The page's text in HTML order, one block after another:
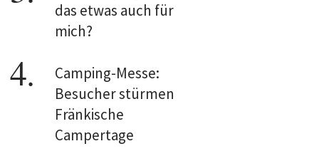
das etwas auch für
mich?
Camping-Messe:
Besucher stürmen
Fränkische
Campertage